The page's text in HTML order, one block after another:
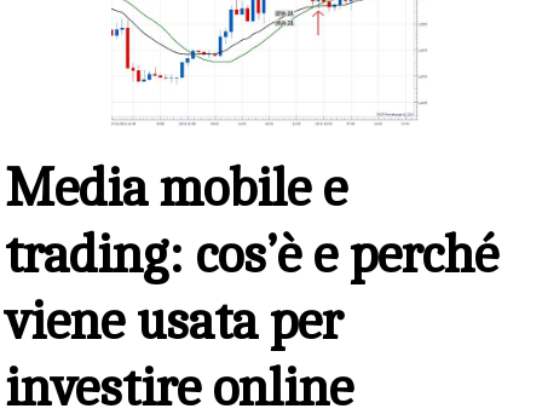
Media mobile e
trading: cos’è e perché
viene usata per
investire online